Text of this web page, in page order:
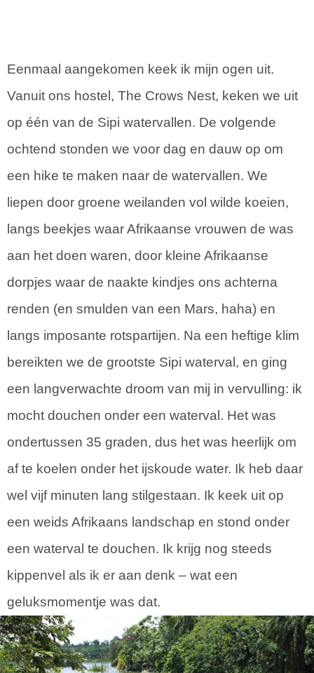
Eenmaal aangekomen keek ik mijn ogen uit.
Vanuit ons hostel, The Crows Nest, keken we uit
op één van de Sipi watervallen. De volgende
ochtend stonden we voor dag en dauw op om
een hike te maken naar de watervallen. We
liepen door groene weilanden vol wilde koeien,
langs beekjes waar Afrikaanse vrouwen de was
aan het doen waren, door kleine Afrikaanse
dorpjes waar de naakte kindjes ons achterna
renden (en smulden van een Mars, haha) en
langs imposante rotspartijen. Na een heftige klim
bereikten we de grootste Sipi waterval, en ging
een langverwachte droom van mij in vervulling: ik
mocht douchen onder een waterval. Het was
ondertussen 35 graden, dus het was heerlijk om
af te koelen onder het ijskoude water. Ik heb daar
wel vijf minuten lang stilgestaan. Ik keek uit op
een weids Afrikaans landschap en stond onder
een waterval te douchen. Ik krijg nog steeds
kippenvel als ik er aan denk – wat een
geluksmomentje was dat.